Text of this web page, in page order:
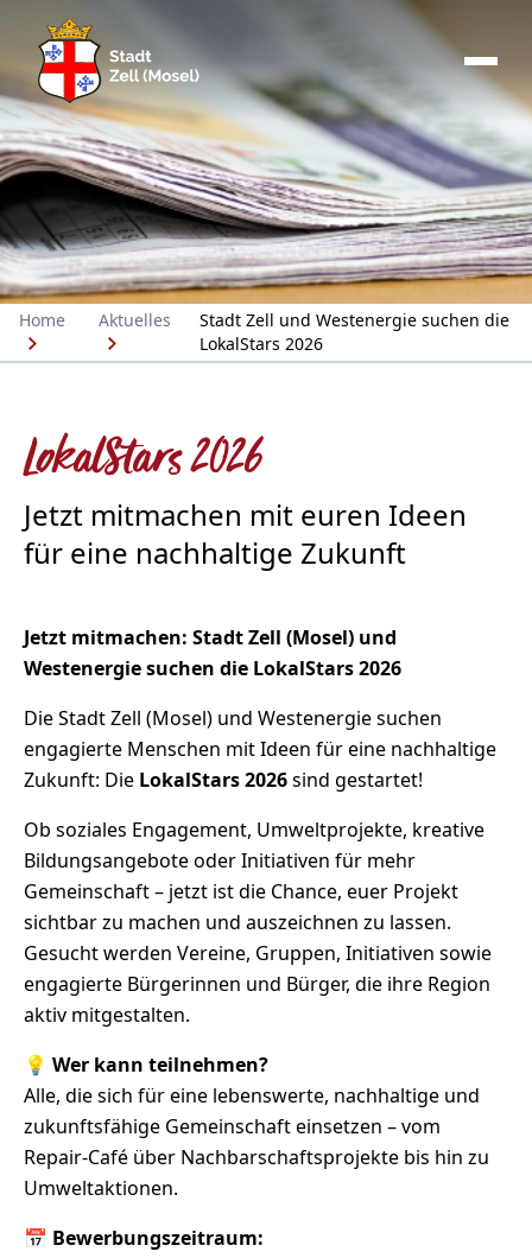
Home Aktuelles
Stadt Zell und Westenergie suchen die
LokalStars 2026
LokalStars 2026
Jetzt mitmachen mit euren Ideen
für eine nachhaltige Zukunft
Jetzt mitmachen: Stadt Zell (Mosel) und
Westenergie suchen die LokalStars 2026
Die Stadt Zell (Mosel) und Westenergie suchen
engagierte Menschen mit Ideen für eine nachhaltige
Zukunft: Die LokalStars 2026sind gestartet!
Ob soziales Engagement, Umweltprojekte, kreative
Bildungsangebote oder Initiativen für mehr
Gemeinschaft – jetzt ist die Chance, euer Projekt
sichtbar zu machen und auszeichnen zu lassen.
Gesucht werden Vereine, Gruppen, Initiativen sowie
engagierte Bürgerinnen und Bürger, die ihre Region
aktiv mitgestalten.
💡 Wer kann teilnehmen?
Alle, die sich für eine lebenswerte, nachhaltige und
zukunftsfähige Gemeinschaft einsetzen – vom
Repair-Café über Nachbarschaftsprojekte bis hin zu
Umweltaktionen.
📅 Bewerbungszeitraum: